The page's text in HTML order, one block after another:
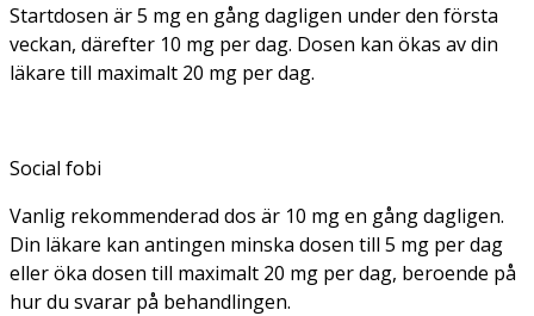
Startdosen är 5 mg en gång dagligen under den första
veckan, därefter 10 mg per dag. Dosen kan ökas av din
läkare till maximalt 20 mg per dag.
Social fobi
Vanlig rekommenderad dos är 10 mg en gång dagligen.
Din läkare kan antingen minska dosen till 5 mg per dag
eller öka dosen till maximalt 20 mg per dag, beroende på
hur du svarar på behandlingen.